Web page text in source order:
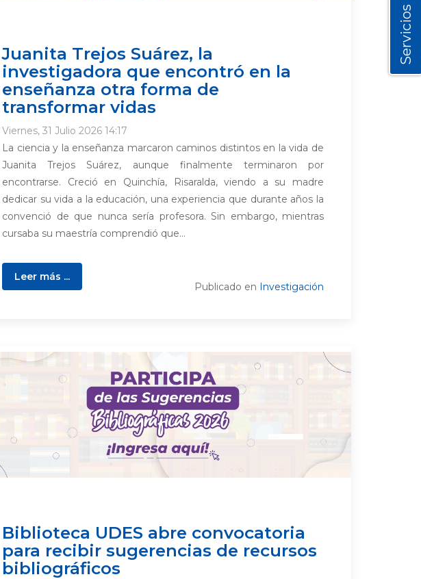
Juanita Trejos Suárez, la
investigadora que encontró en la
enseñanza otra forma de
transformar vidas
Viernes, 31 Julio 2026 14:17
La ciencia y la enseñanza marcaron caminos distintos en la vida de
Juanita Trejos Suárez, aunque finalmente terminaron por
encontrarse. Creció en Quinchía, Risaralda, viendo a su madre
dedicar su vida a la educación, una experiencia que durante años la
convenció de que nunca sería profesora. Sin embargo, mientras
cursaba su maestría comprendió que...
Leer más ...
Publicado en Investigación
Biblioteca UDES abre convocatoria
para recibir sugerencias de recursos
bibliográficos
Servicios